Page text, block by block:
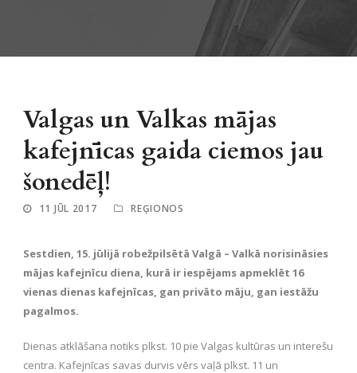
Valgas un Valkas mājas
kafejnīcas gaida ciemos jau
šonedēļ!
11 JŪL 2017 REĢIONOS
Sestdien, 15. jūlijā robežpilsētā Valgā – Valkā norisināsies
mājas kafejnīcu diena, kurā ir iespējams apmeklēt 16
vienas dienas kafejnīcas, gan privāto māju, gan iestāžu
pagalmos.
Dienas atklāšana notiks plkst. 10 pie Valgas kultūras un interešu
centra. Kafejnīcas savas durvis vērs vaļā plkst. 11 un